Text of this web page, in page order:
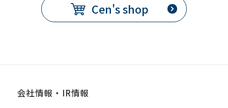
Cen's shop
会社情報・IR情報